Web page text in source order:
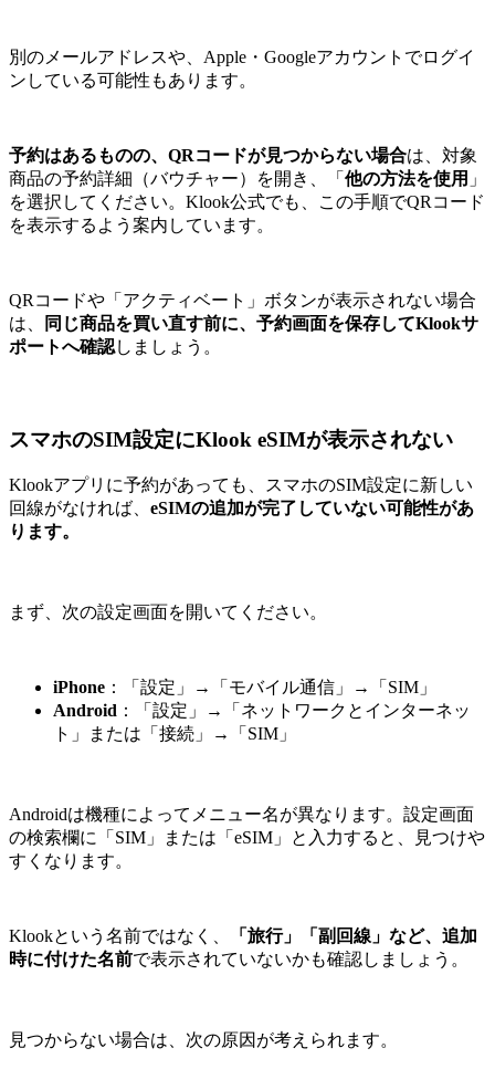
別のメールアドレスや、Apple・Googleアカウントでログイ
ンしている可能性もあります。
予約はあるものの、QRコードが見つからない場合は、対象
商品の予約詳細（バウチャー）を開き、「 他の方法を使用 」
を選択してください。Klook公式でも、この手順でQRコード
を表示するよう案内しています。
QRコードや「アクティベート」ボタンが表示されない場合
は、
同じ商品を買い直す前に、予約画面を保存してKlookサ
ポートへ確認しましょう。
スマホのSIM設定にKlook eSIMが表示されない
Klookアプリに予約があっても、スマホのSIM設定に新しい
回線がなければ、 eSIMの追加が完了していない可能性があ
ります。
まず、次の設定画面を開いてください。
iPhone ：「設定」→「モバイル通信」→「SIM」
Android ：「設定」→「ネットワークとインターネッ
ト」または「接続」→「SIM」
Androidは機種によってメニュー名が異なります。設定画面
の検索欄に「SIM」または「eSIM」と入力すると、見つけや
すくなります。
Klookという名前ではなく、
「旅行」「副回線」など、追加
時に付けた名前で表示されていないかも確認しましょう。
見つからない場合は、次の原因が考えられます。